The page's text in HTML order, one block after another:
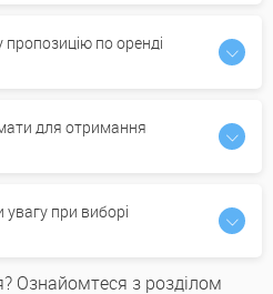
по оренді
для отримання
при виборі
Ознайомтеся з розділом